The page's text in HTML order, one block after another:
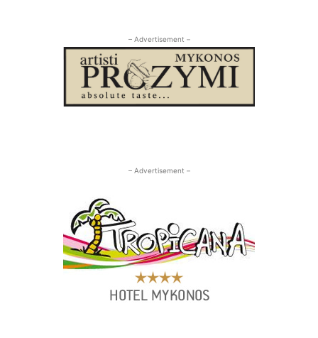
– Advertisement –
– Advertisement –